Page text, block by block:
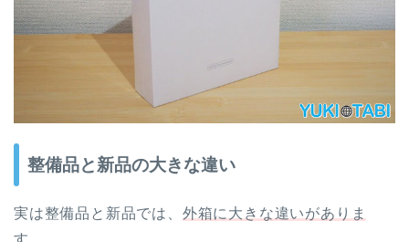
整備品と新品の大きな違い
実は整備品と新品では、 外箱に大きな違いがありま